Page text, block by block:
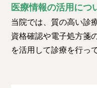
医療情報の活用につ
当院では、質の高い診
資格確認や電子処方箋
を活用して診療を行っ